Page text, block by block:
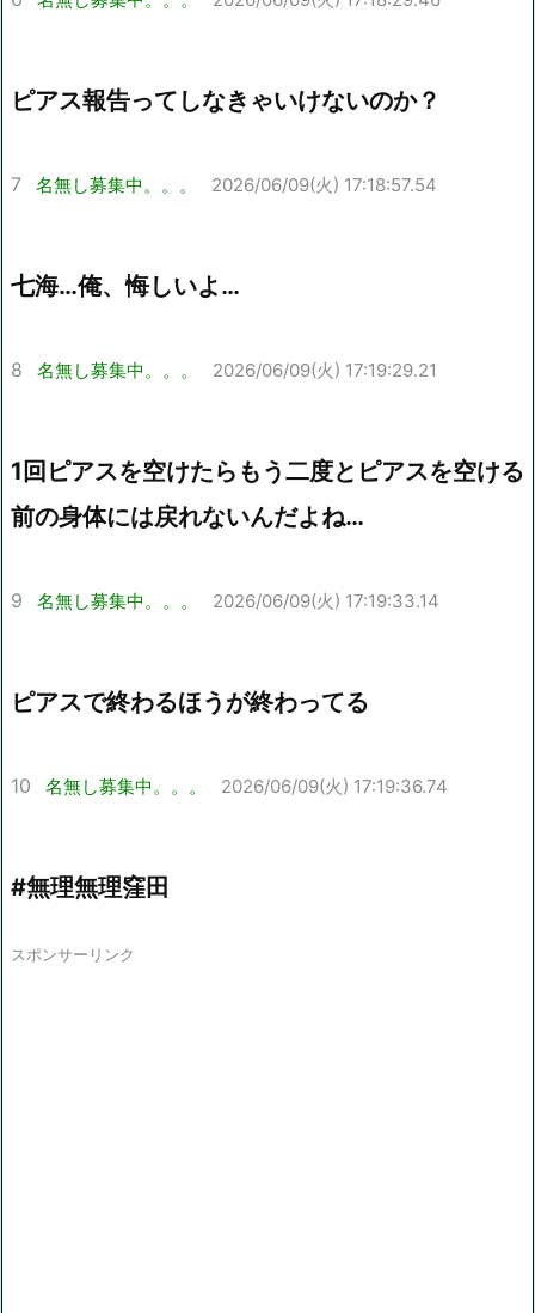
ピアス報告ってしなきゃいけないのか？
7 名無し募集中。。。 2026/06/09(火) 17:18:57.54
七海…俺、悔しいよ…
8 名無し募集中。。。 2026/06/09(火) 17:19:29.21
1回ピアスを空けたらもう二度とピアスを空ける
前の身体には戻れないんだよね…
9 名無し募集中。。。 2026/06/09(火) 17:19:33.14
ピアスで終わるほうが終わってる
10 名無し募集中。。。 2026/06/09(火) 17:19:36.74
#無理無理窪田
スポンサーリンク